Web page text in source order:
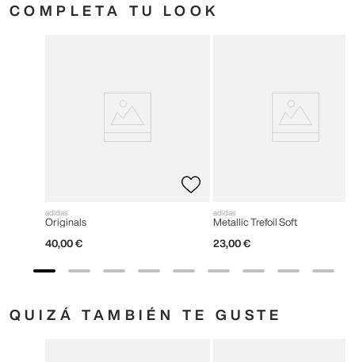
COMPLETA TU LOOK
adidas
Originals
40,00 €
adidas
Metallic Trefoil Soft
23,00 €
QUIZÁ TAMBIÉN TE GUSTE